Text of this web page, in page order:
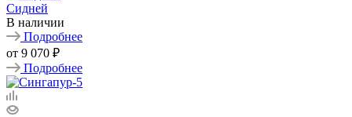
Сидней
В наличии
Подробнее
от 9 070 ₽
Подробнее